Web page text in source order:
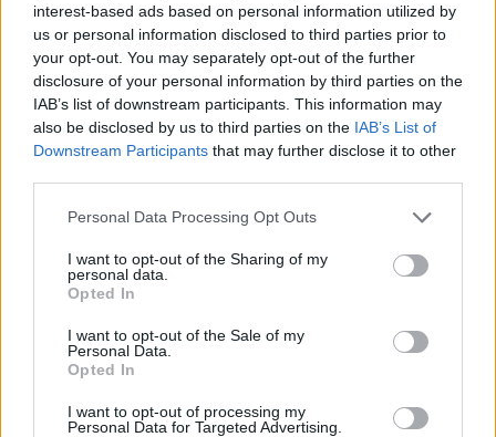
interest-based ads based on personal information utilized by
us or personal information disclosed to third parties prior to
your opt-out. You may separately opt-out of the further
disclosure of your personal information by third parties on the
IAB’s list of downstream participants. This information may
also be disclosed by us to third parties on the IAB’s List of
Downstream Participants that may further disclose it to other
Personal Data Processing Opt Outs
I want to opt-out of the Sharing of my
personal data.
Opted In
I want to opt-out of the Sale of my
Personal Data.
Opted In
I want to opt-out of processing my
Personal Data for Targeted Advertising.
legnano
rho
LEGGI GLI ALTRI ARTICOLI DI
EVENTI
Selezioniamo per te
Il meglio di
Iscriviti alla
newsletter